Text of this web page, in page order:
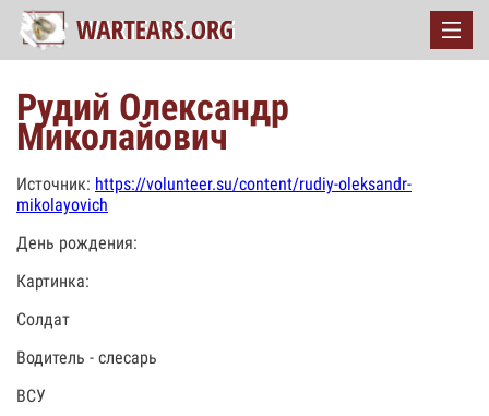
Рудий Олександр
Миколайович
Источник: https://volunteer.su/content/rudiy-oleksandr-
mikolayovich
День рождения:
Картинка:
Солдат
Водитель - слесарь
ВСУ